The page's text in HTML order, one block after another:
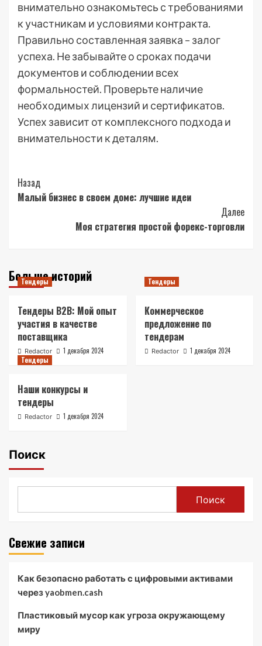
внимательно ознакомьтесь с требованиями
к участникам и условиями контракта.
Правильно составленная заявка – залог
успеха. Не забывайте о сроках подачи
документов и соблюдении всех
формальностей. Проверьте наличие
необходимых лицензий и сертификатов.
Успех зависит от комплексного подхода и
внимательности к деталям.
Post
Navigation
Назад
Малый бизнес в своем доме: лучшие идеи
Далее
Моя стратегия простой форекс-торговли
Больше историй
Тендеры
Тендеры B2B: Мой опыт
участия в качестве
поставщика
Redactor 1 декабря 2024
Тендеры
Коммерческое
предложение по
тендерам
Redactor
1 декабря 2024
Тендеры
Наши конкурсы и
тендеры
Redactor 1 декабря 2024
Поиск
Поиск
Свежие записи
Как безопасно работать с цифровыми активами
через yaobmen.cash
Пластиковый мусор как угроза окружающему
миру